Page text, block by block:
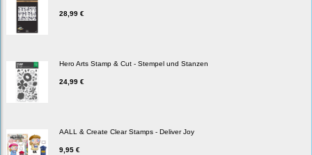
28,99 €
Hero Arts Stamp & Cut - Stempel und Stanzen
24,99 €
AALL & Create Clear Stamps - Deliver Joy
9,95 €